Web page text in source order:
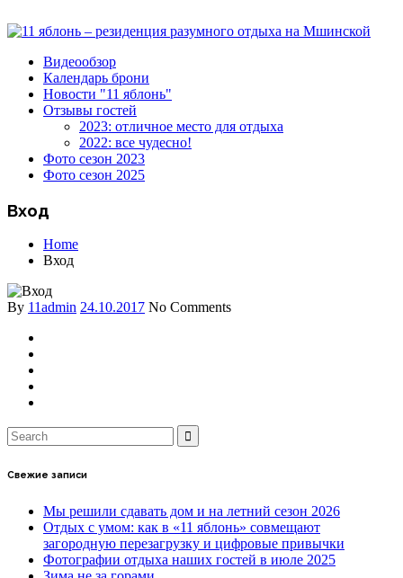
Видеообзор
Календарь брони
Новости "11 яблонь"
Отзывы гостей
2023: отличное место для отдыха
2022: все чудесно!
Фото сезон 2023
Фото сезон 2025
Вход
Home
Вход
By 11admin 24.10.2017 No Comments
Свежие записи
Мы решили сдавать дом и на летний сезон 2026
Отдых с умом: как в «11 яблонь» совмещают
загородную перезагрузку и цифровые привычки
Фотографии отдыха наших гостей в июле 2025